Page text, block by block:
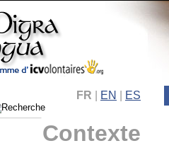
FR EN ES
Contexte